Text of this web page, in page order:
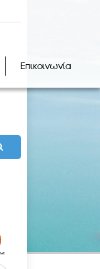
Επικοινωνία